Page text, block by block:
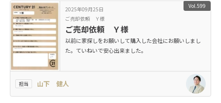
Vol.599
2025年09月25日
ご売却依頼 Ｙ様
ご売却依頼 Ｙ様
以前に家探しをお願いして購入した会社にお願いしまし
た。ていねいで安心出来ました。
担当 山下 健人